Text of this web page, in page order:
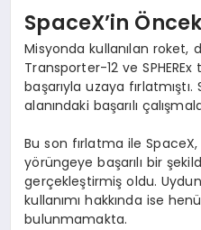
SpaceX’in
Misyonda kullanılan roket,
Transporter-12 ve
başarıyla uzaya
alanındaki başarılı
Bu son fırlatma ile
yörüngeye başarılı bir
gerçekleştirmiş oldu.
kullanımı hakkında ise
bulunmamakta.